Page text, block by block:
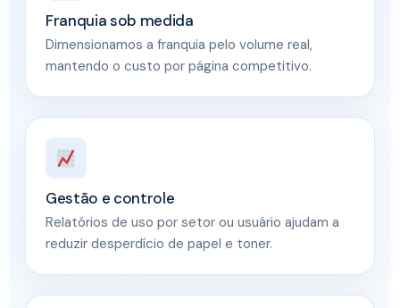
Franquia sob medida
Dimensionamos a franquia pelo volume real,
mantendo o custo por página competitivo.
Gestão e controle
Relatórios de uso por setor ou usuário ajudam a
reduzir desperdício de papel e toner.